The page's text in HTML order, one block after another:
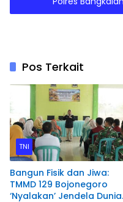
Pos Terkait
TNI
Bangun Fisik dan Jiwa:
TMMD 129 Bojonegoro
‘Nyalakan’ Jendela Dunia